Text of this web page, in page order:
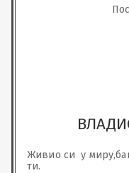
Живио си  у
ти.